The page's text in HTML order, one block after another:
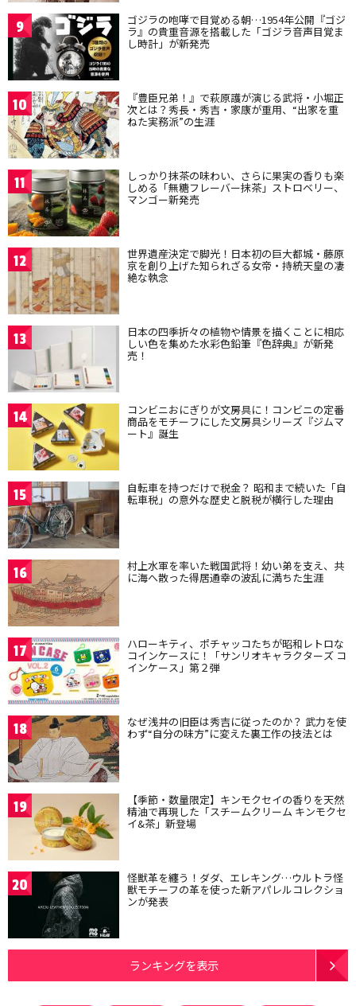
9 ゴジラの咆哮で目覚める朝…1954年公開『ゴジ
ラ』の貴重音源を搭載した「ゴジラ音声目覚ま
し時計」が新発売
10 『豊臣兄弟！』で萩原護が演じる武将・小堀正
次とは？秀長・秀吉・家康が重用、“出家を重
ねた実務派”の生涯
11 しっかり抹茶の味わい、さらに果実の香りも楽
しめる「無糖フレーバー抹茶」ストロベリー、
マンゴー新発売
12 世界遺産決定で脚光！日本初の巨大都城・藤原
京を創り上げた知られざる女帝・持統天皇の凄
絶な執念
13 日本の四季折々の植物や情景を描くことに相応
しい色を集めた水彩色鉛筆『色辞典』が新発
売！
14 コンビニおにぎりが文房具に！コンビニの定番
商品をモチーフにした文房具シリーズ『ジムマ
ート』誕生
15 自転車を持つだけで税金？ 昭和まで続いた「自
転車税」の意外な歴史と脱税が横行した理由
16 村上水軍を率いた戦国武将！幼い弟を支え、共
に海へ散った得居通幸の波乱に満ちた生涯
17 ハローキティ、ポチャッコたちが昭和レトロな
コインケースに！「サンリオキャラクターズ コ
インケース」第２弾
18 なぜ浅井の旧臣は秀吉に従ったのか？ 武力を使
わず“自分の味方”に変えた裏工作の技法とは
19 【季節・数量限定】キンモクセイの香りを天然
精油で再現した「スチームクリーム キンモクセ
イ&茶」新登場
20 怪獣革を纏う！ダダ、エレキング…ウルトラ怪
獣モチーフの革を使った新アパレルコレクショ
ンが発表
ランキングを表示